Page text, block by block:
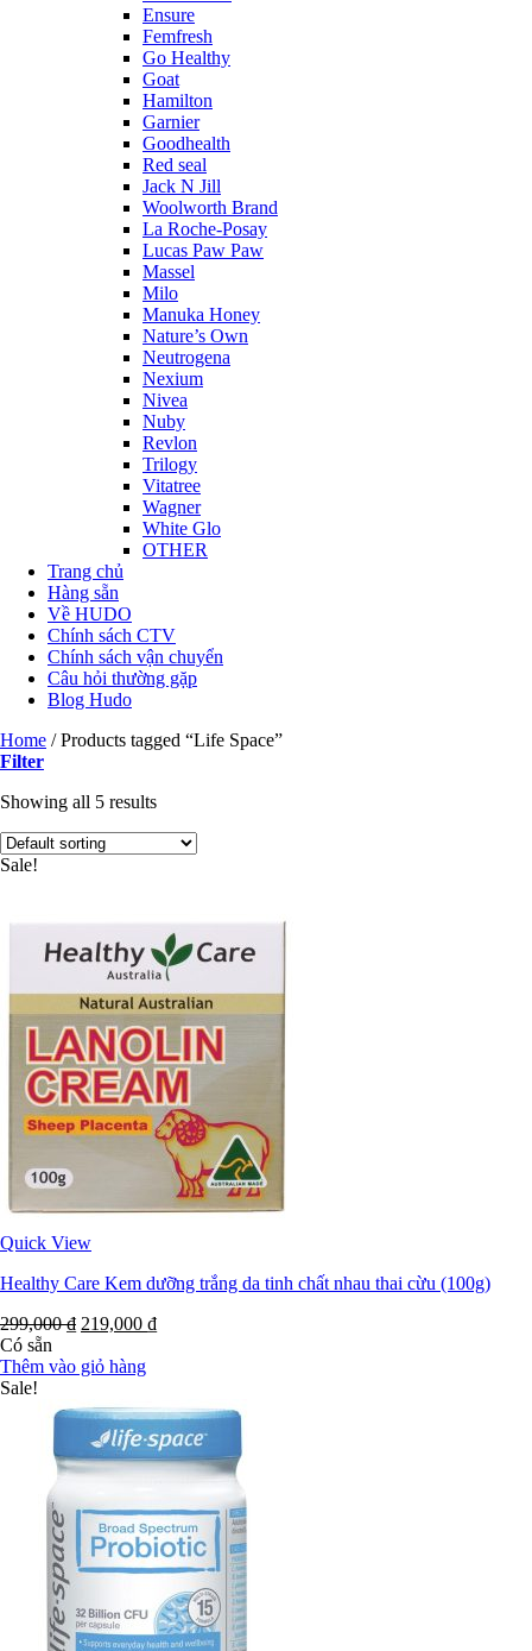
Ensure
Femfresh
Go Healthy
Goat
Hamilton
Garnier
Goodhealth
Red seal
Jack N Jill
Woolworth Brand
La Roche-Posay
Lucas Paw Paw
Massel
Milo
Manuka Honey
Nature’s Own
Neutrogena
Nexium
Nivea
Nuby
Revlon
Trilogy
Vitatree
Wagner
White Glo
OTHER
Trang chủ
Hàng sẵn
Về HUDO
Chính sách CTV
Chính sách vận chuyển
Câu hỏi thường gặp
Blog Hudo
Home /Products tagged “Life Space”
Filter
Showing all 5 results
Sale!
Quick View
Healthy Care Kem dưỡng trắng da tinh chất nhau thai cừu (100g)
299,000₫ 219,000 ₫
Có sẵn
Thêm vào giỏ hàng
Sale!